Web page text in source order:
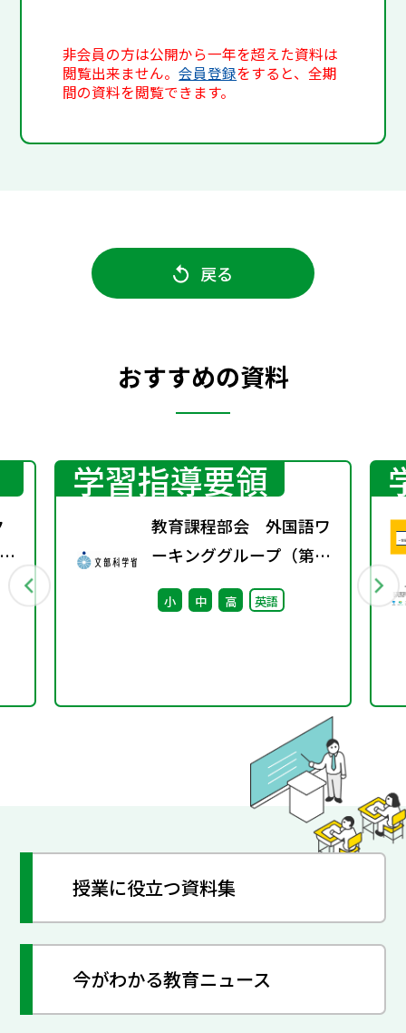
非会員の方は公開から一年を超えた資料は
閲覧出来ません。会員登録をすると、全期
間の資料を閲覧できます。
戻る
おすすめの資料
学習指導要領
教育課程部会 外国語ワ
ーキンググループ（第7
回） 配付資料
小 中 高 英語
授業に役立つ資料集
今がわかる教育ニュース